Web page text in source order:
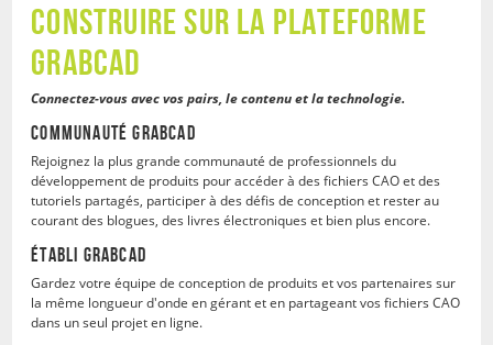
CONSTRUIRE SUR LA PLATEFORME
GRABCAD
Connectez-vous avec vos pairs, le contenu et la technologie.
Communauté GrabCAD
Rejoignez la plus grande communauté de professionnels du
développement de produits pour accéder à des fichiers CAO et des
tutoriels partagés, participer à des défis de conception et rester au
courant des blogues, des livres électroniques et bien plus encore.
Établi GrabCAD
Gardez votre équipe de conception de produits et vos partenaires sur
la même longueur d'onde en gérant et en partageant vos fichiers CAO
dans un seul projet en ligne.